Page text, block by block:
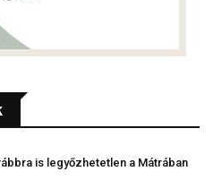
is legyőzhetetlen a Mátrában